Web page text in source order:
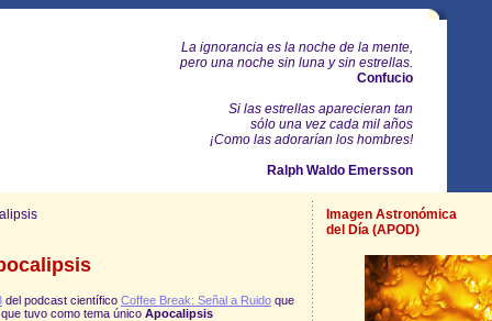
La ignorancia es la noche de la mente,
pero una noche sin luna y sin estrellas.
Confucio
Si las estrellas aparecieran tan
sólo una vez cada mil años
¡Como las adorarían los hombres!
Ralph Waldo Emersson
del podcast científico Coffee Break: Señal a Ruido que
tuvo como tema único Apocalipsis
Imagen Astronómica
del Día (APOD)